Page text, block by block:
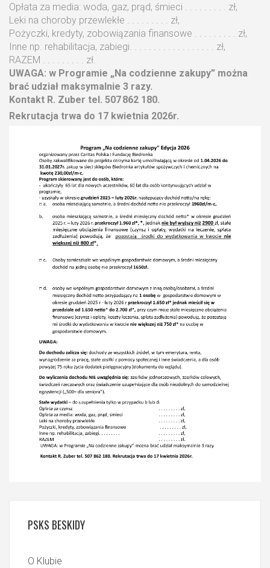
Opłata za media: woda, gaz, prąd, śmieci . . . . . . . . . zł,
Leki na choroby przewlekłe . . . . . . . . . zł,
Pożyczki, kredyty, zobowiązania finansowe . . . . . . . . . zł,
Inne np. rehabilitacja, zabiegi. . . . . . . . . . . . . . . . . . zł,
RAZEM . . . . . . . . . zł.
UWAGA: w Programie „Na codzienne zakupy” można
brać udział maksymalnie 3 razy.
Kontakt R. Zuber tel. 507 862 180.
Rekrutacja trwa do 17 kwietnia 2026r.
PSKS BESKIDY
O Klubie